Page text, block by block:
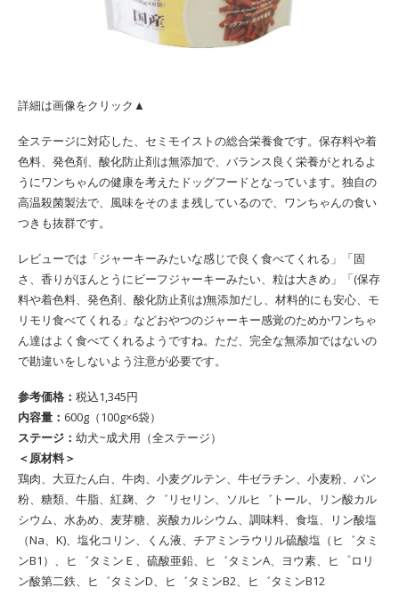
詳細は画像をクリック▲
全ステージに対応した、セミモイストの総合栄養食です。保存料や着
色料、発色剤、酸化防止剤は無添加で、バランス良く栄養がとれるよ
うにワンちゃんの健康を考えたドッグフードとなっています。独自の
高温殺菌製法で、風味をそのまま残しているので、ワンちゃんの食い
つきも抜群です。
レビューでは「ジャーキーみたいな感じで良く食べてくれる」「固
さ、香りがほんとうにビーフジャーキーみたい、粒は大きめ」「(保存
料や着色料、発色剤、酸化防止剤は)無添加だし、材料的にも安心、モ
リモリ食べてくれる」などおやつのジャーキー感覚のためかワンちゃ
ん達はよく食べてくれるようですね。ただ、完全な無添加ではないの
で勘違いをしないよう注意が必要です。
参考価格： 税込1,345円
内容量： 600g（100g×6袋）
ステージ： 幼犬~成犬用（全ステージ）
＜原材料＞
‎鶏肉、大豆たん白、牛肉、小麦グルテン、牛ゼラチン、小麦粉、パン
粉、糖類、牛脂、紅麹、ク゛リセリン、ソルヒ゛トール、リン酸カル
シウム、水あめ、麦芽糖、炭酸カルシウム、調味料、食塩、リン酸塩
（Na、K)、塩化コリン、くん液、チアミンラウリル硫酸塩（ヒ゛タミ
ンB1）、ヒ゛タミンＥ、硫酸亜鉛、ヒ゛タミンA、ヨウ素、ヒ゜ロリ
ン酸第二鉄、ヒ゛タミンD、ヒ゛タミンB2、ヒ゛タミンB12